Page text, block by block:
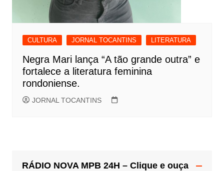
CULTURA JORNAL TOCANTINS LITERATURA
Negra Mari lança “A tão grande outra” e
fortalece a literatura feminina
rondoniense.
JORNAL TOCANTINS
RÁDIO NOVA MPB 24H – Clique e ouça